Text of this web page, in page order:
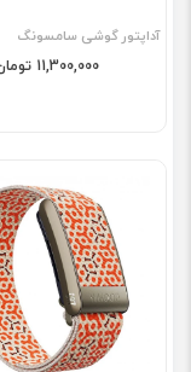
آداپتور گوشی سامسونگ
11,300,000 تومان
فروش ویژه